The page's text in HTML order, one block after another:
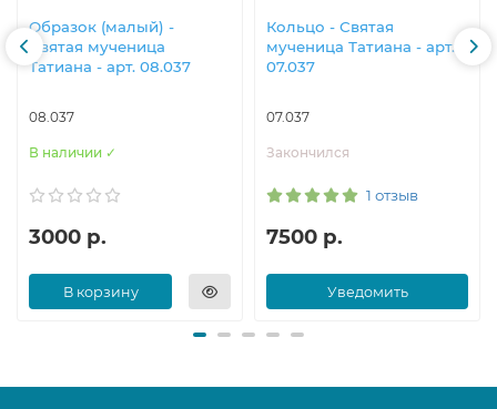
Образок (малый) -
Святая мученица
Татиана - арт. 08.037
08.037
В наличии ✓
3000 р.
В корзину
Кольцо - Святая
мученица Татиана - арт.
07.037
07.037
Закончился
1 отзыв
7500 р.
Уведомить